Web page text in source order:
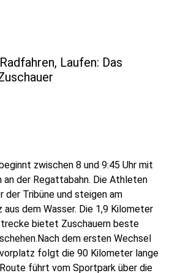
Laufen: Das
zwischen 8 und 9:45 Uhr mit
an der Regattabahn. Die Athleten
Tribüne und steigen am
dem Wasser. Die 1,9 Kilometer
bietet Zuschauern beste
dem ersten Wechsel
folgt die 90 Kilometer lange
führt vom Sportpark über die